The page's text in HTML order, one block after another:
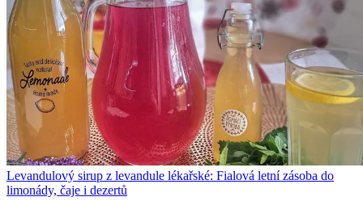
Levandulový sirup z levandule lékařské: Fialová letní zásoba do
limonády, čaje i dezertů